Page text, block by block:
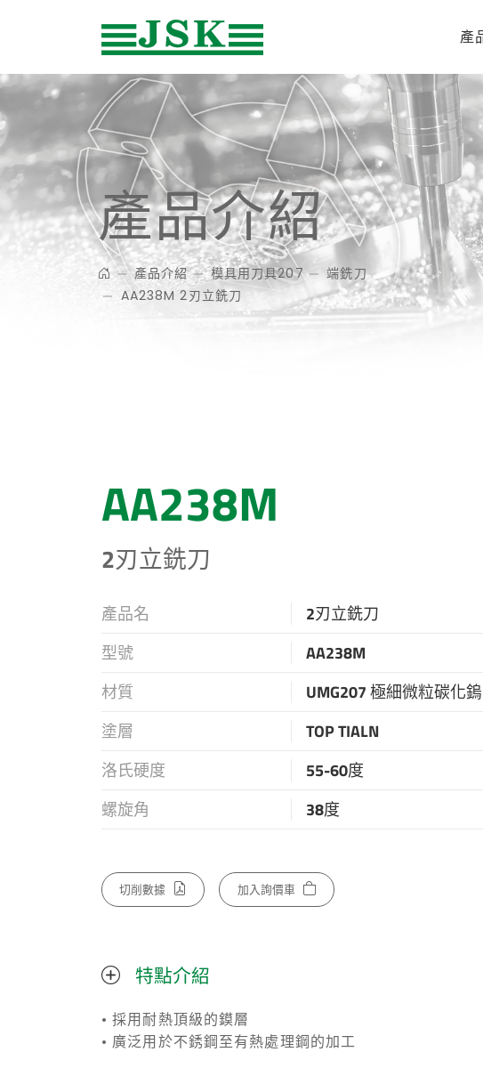
產
產品介紹
產品介紹 模具用刀具207
端銑刀
AA238M 2刃立銑刀
AA238M
2刃立銑刀
產品名
2刃立銑刀
型號
AA238M
材質
UMG207 極細微粒碳化鎢
塗層
TOP TIALN
洛氏硬度
55-60度
螺旋角
38度
切削數據 加入詢價車
特點介紹
• 採用耐熱頂級的鏌層
• 廣泛用於不銹鋼至有熱處理鋼的加工